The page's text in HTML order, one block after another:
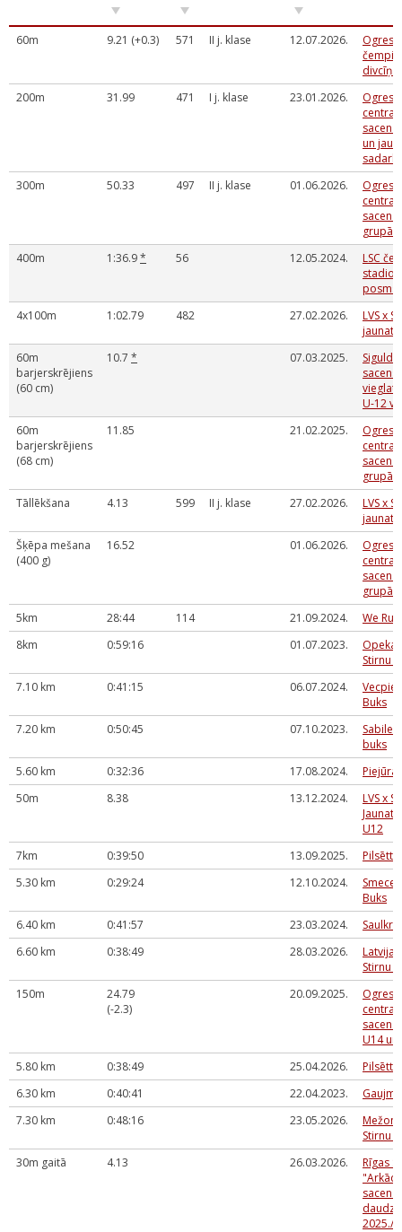
60m 9.21 (+0.3) 571 II j. klase 12.07.2026.
Ogres
divcīņa
200m
31.99 471 I j. klase 23.01.2026.
Ogres
centra
un
300m
50.33 497 II j. klase 01.06.2026.
Ogres
centra
grupām
400m
1:36.9* 56 12.05.2024.
LSC
posms
4x100m
1:02.79 482 27.02.2026.
LVS x
60m
barjerskrējiens
(60 cm)
10.7 * 07.03.2025.
U-12
60m
barjerskrējiens
(68 cm)
11.85 21.02.2025.
Ogres
centra
grupām
Tāllēkšana
4.13 599 II j. klase 27.02.2026.
LVS x
Šķēpa mešana
(400 g)
16.52 01.06.2026.
Ogres
centra
grupām
5km
28:44 114 21.09.2024.
We
8km
0:59:16 01.07.2023.
Stirnu
7.10 km
0:41:15 06.07.2024.
Buks
7.20 km
0:50:45 07.10.2023.
Sabiles
buks
5.60 km
0:32:36 17.08.2024.
50m
8.38 13.12.2024.
LVS x
U12
7km
0:39:50 13.09.2025.
5.30 km
0:29:24 12.10.2024.
Buks
6.40 km
0:41:57 23.03.2024.
6.60 km
0:38:49 28.03.2026.
Stirnu
150m
24.79
(-2.3)
20.09.2025.
Ogres
centra
U14
5.80 km
0:38:49 25.04.2026.
6.30 km
0:40:41 22.04.2023.
7.30 km
0:48:16 23.05.2026.
Stirnu
30m gaitā
4.13 26.03.2026.
Rīgas SS
2025./